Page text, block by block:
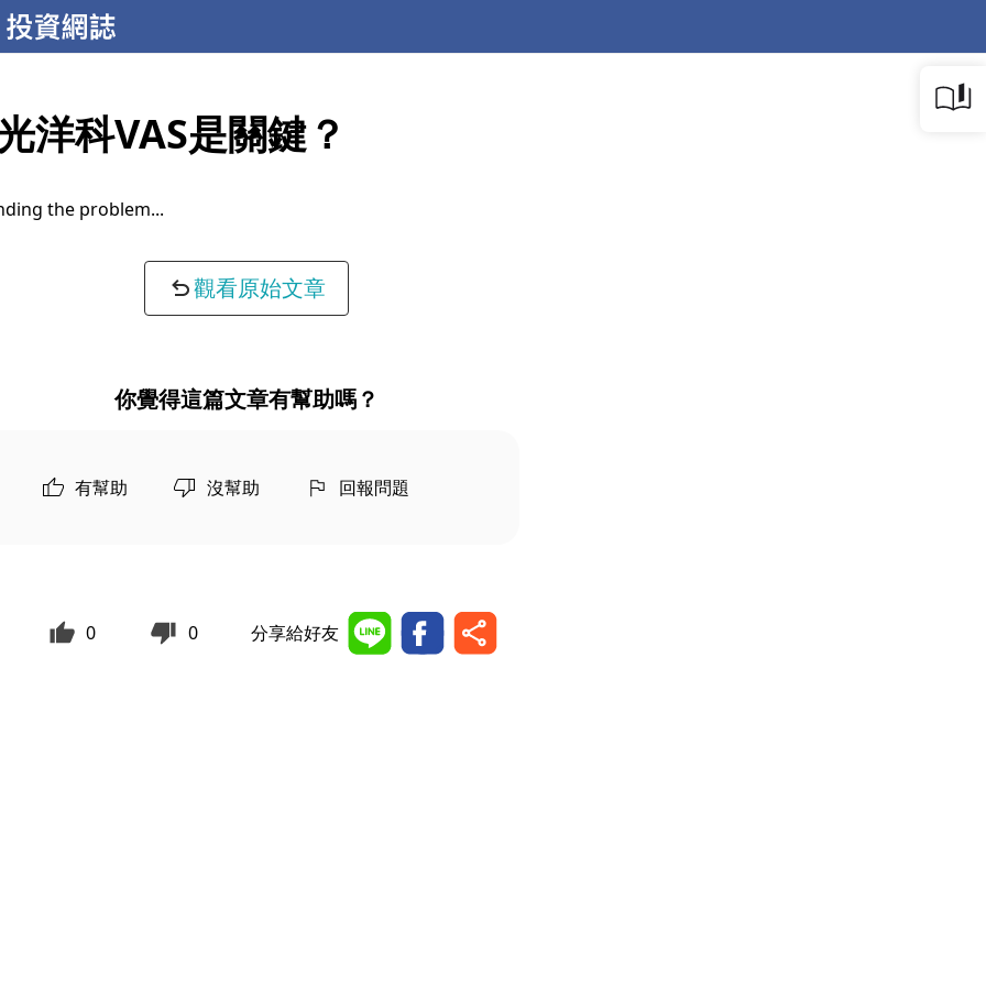
洋科VAS是關鍵？
the problem...
觀看原始文章
你覺得這篇文章有幫助嗎？
有幫助 沒幫助 回報問題
0 0 分享給好友